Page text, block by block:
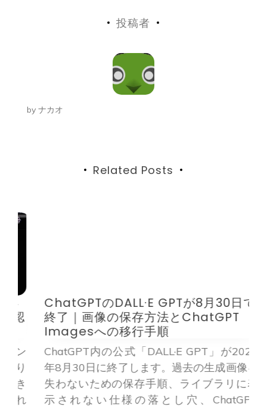
シ
投稿者
by ナカオ
Related Posts
ChatGPTのDALL·E GPTが8月30日で
終了｜画像の保存方法とChatGPT
Imagesへの移行手順
ChatGPT内の公式「DALL·E GPT」が2026
年8月30日に終了します。過去の生成画像を
失わないための保存手順、ライブラリに表
示されない仕様の落とし穴、ChatGPT